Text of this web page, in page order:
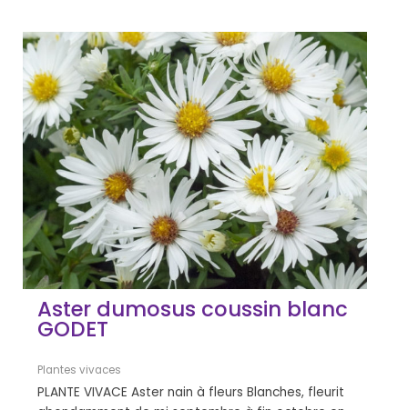
Aster dumosus coussin blanc
GODET
Plantes vivaces
PLANTE VIVACE Aster nain à fleurs Blanches, fleurit